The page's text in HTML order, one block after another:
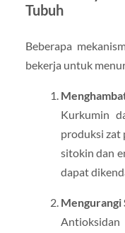
Tubuh
Beberapa
bekerja untuk
Kurkumin
produksi zat
sitokin dan
dapat